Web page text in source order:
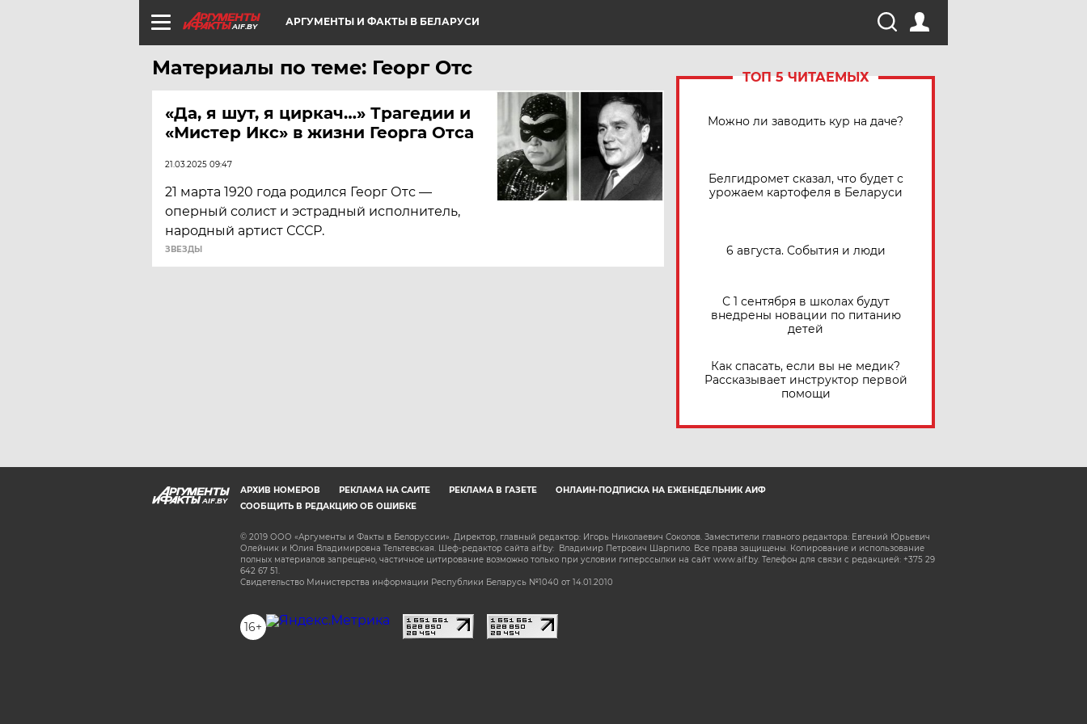
AIF.BY АРГУМЕНТЫ И ФАКТЫ В БЕЛАРУСИ
Материалы по теме: Георг Отс
«Да, я шут, я циркач…» Трагедии и
«Мистер Икс» в жизни Георга Отса
21.03.2025 09:47
21 марта 1920 года родился Георг Отс —
оперный солист и эстрадный исполнитель,
народный артист СССР.
ЗВЕЗДЫ
ТОП 5 ЧИТАЕМЫХ
Можно ли заводить кур на даче?
Белгидромет сказал, что будет с
урожаем картофеля в Беларуси
6 августа. События и люди
С 1 сентября в школах будут
внедрены новации по питанию
детей
Как спасать, если вы не медик?
Рассказывает инструктор первой
помощи
AIF.BY
АРХИВ НОМЕРОВ РЕКЛАМА НА САЙТЕ РЕКЛАМА В ГАЗЕТЕ
ОНЛАЙН-ПОДПИСКА НА ЕЖЕНЕДЕЛЬНИК АИФ
СООБЩИТЬ В РЕДАКЦИЮ ОБ ОШИБКЕ
© 2019 ООО «Аргументы и Факты в Белоруссии». Директор, главный редактор: Игорь Николаевич Соколов. Заместители главного редактора: Евгений Юрьевич
Олейник и Юлия Владимировна Тельтевская. Шеф-редактор сайта aif.by: Владимир Петрович Шарпило. Все права защищены. Копирование и использование
полных материалов запрещено, частичное цитирование возможно только при условии гиперссылки на сайт www.aif.by. Телефон для связи с редакцией: +375 29
642 67 51.
Свидетельство Министерства информации Республики Беларусь №1040 от 14.01.2010
16+